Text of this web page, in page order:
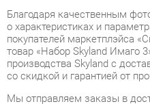
производства Skyland с
со скидкой и гарантией от
Мы отправляем заказы в
ассортимента в наличии на
получите не позднее48-ми
заказа. Дополнительно вы
и сборку мебельных изделий.